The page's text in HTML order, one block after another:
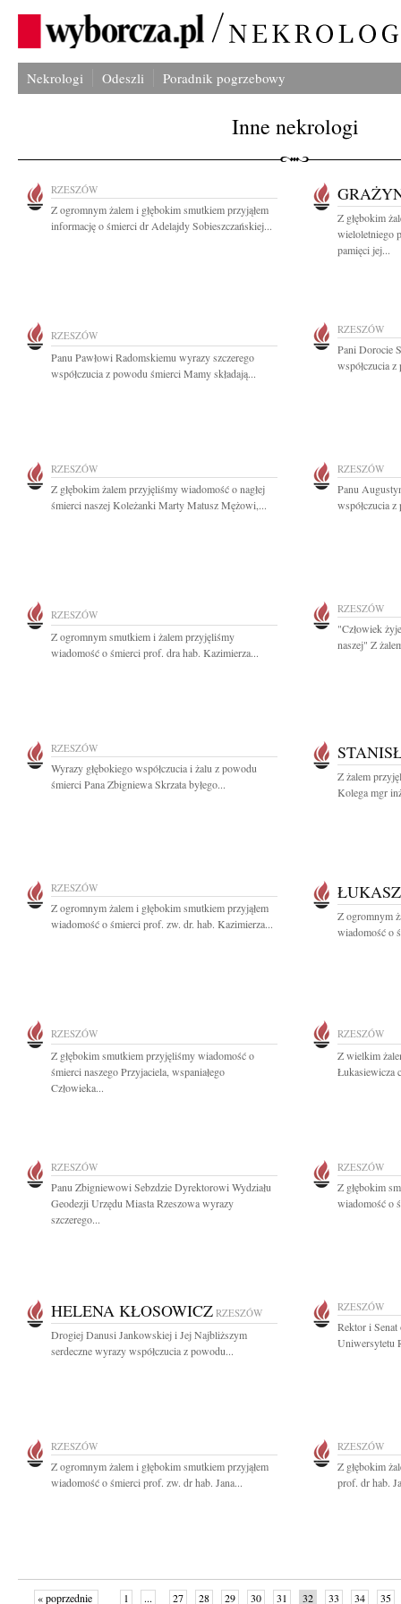
Nekrologi Odeszli Poradnik pogrzebowy
Inne nekrologi
RZESZÓW
Z ogromnym żalem i głębokim smutkiem przyjąłem
informację o śmierci dr Adelajdy Sobieszczańskiej...
Z głębokim
wieloletniego
pamięci jej...
RZESZÓW
Panu Pawłowi Radomskiemu wyrazy szczerego
współczucia z powodu śmierci Mamy składają...
RZESZÓW
Pani Dorocie
współczucia
RZESZÓW
Z głębokim żalem przyjęliśmy wiadomość o nagłej
śmierci naszej Koleżanki Marty Matusz Mężowi,...
RZESZÓW
Panu
współczucia
RZESZÓW
Z ogromnym smutkiem i żalem przyjęliśmy
wiadomość o śmierci prof. dra hab. Kazimierza...
RZESZÓW
"Człowiek
naszej" Z
RZESZÓW
Wyrazy głębokiego współczucia i żalu z powodu
śmierci Pana Zbigniewa Skrzata byłego...
Z żalem
Kolega mgr
RZESZÓW
Z ogromnym żalem i głębokim smutkiem przyjąłem
wiadomość o śmierci prof. zw. dr. hab. Kazimierza...
Z ogromnym
wiadomość o
RZESZÓW
Z głębokim smutkiem przyjęliśmy wiadomość o
śmierci naszego Przyjaciela, wspaniałego
Człowieka...
RZESZÓW
Z wielkim
Łukasiewicza
RZESZÓW
Panu Zbigniewowi Sebzdzie Dyrektorowi Wydziału
Geodezji Urzędu Miasta Rzeszowa wyrazy
szczerego...
RZESZÓW
Z głębokim
wiadomość o
HELENA KŁOSOWICZ RZESZÓW
Drogiej Danusi Jankowskiej i Jej Najbliższym
serdeczne wyrazy współczucia z powodu...
RZESZÓW
Rektor i Senat
Uniwersytetu
RZESZÓW
Z ogromnym żalem i głębokim smutkiem przyjąłem
wiadomość o śmierci prof. zw. dr hab. Jana...
RZESZÓW
Z głębokim
prof. dr hab.
« poprzednie 1 ... 27 28 29 30 31 32 33 34 35